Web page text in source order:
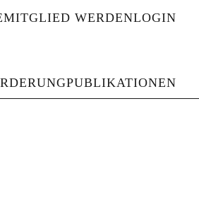
MITGLIED WERDENLOGIN
PUBLIKATIONEN